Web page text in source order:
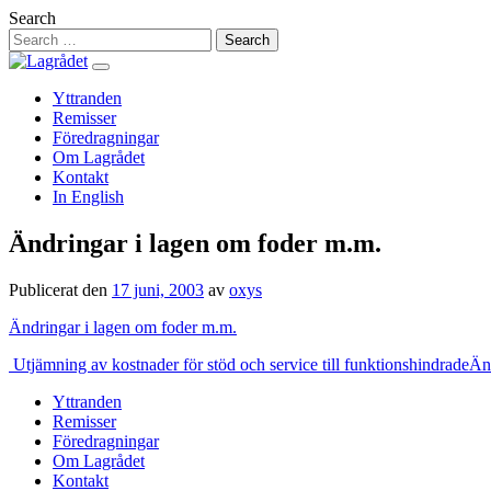
Hoppa
till
innehåll
Search
Yttranden
Remisser
Föredragningar
Om Lagrådet
Kontakt
In English
Ändringar i lagen om foder m.m.
Publicerat den 17 juni, 2003 av oxys
Ändringar i lagen om foder m.m.
Inläggsnavigering
Utjämning av kostnader för stöd och service till funktionshindrade
Yttranden
Remisser
Föredragningar
Om Lagrådet
Kontakt